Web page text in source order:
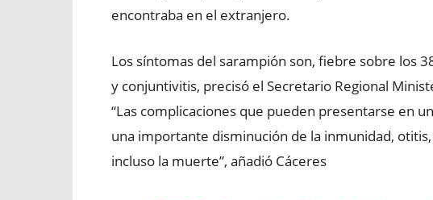
encontraba en el extranjero.
Los síntomas del sarampión son, fiebre sobre los
y conjuntivitis, precisó el Secretario Regional
“Las complicaciones que pueden presentarse en
una importante disminución de la inmunidad,
incluso la muerte”, añadió Cáceres